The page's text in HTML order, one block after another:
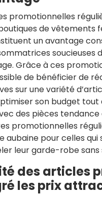
promotionnelles
de vêtements
un avantage
soucieuses
Grâce à ces
de bénéficier de
sur une variété
son budget tout
des pièces
promotionnelles
aubaine pour celles qui
leur garde-robe sans
des articles
les prix